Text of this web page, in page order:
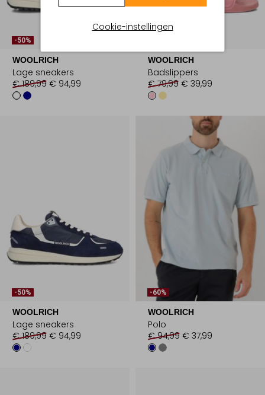
Cookie-instellingen
-50%
WOOLRICH
Lage sneakers
€ 189,99 € 94,99
WOOLRICH
Badslippers
€ 79,99 € 39,99
-50%
WOOLRICH
Lage sneakers
€ 189,99 € 94,99
-60%
WOOLRICH
Polo
€ 94,99 € 37,99